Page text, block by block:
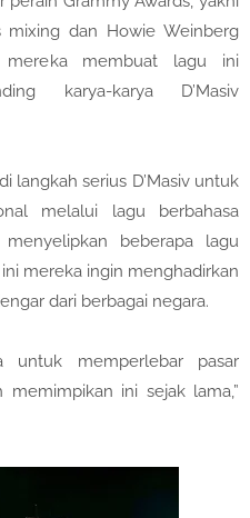
dan Howie Weinberg
mereka membuat lagu ini
karya-karya D’Masiv
langkah serius D’Masiv untuk
melalui lagu berbahasa
beberapa lagu
mereka ingin menghadirkan
dari berbagai negara.
untuk memperlebar pasar
memimpikan ini sejak lama,”